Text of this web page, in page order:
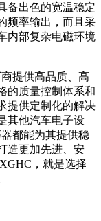
备出色的宽温稳定
频率输出，而且采
内部复杂电磁环境
提供高品质、高
的质量控制体系和
提供定制化的解决
其他汽车电子设
都能为其提供稳
造更加先进、安
，就是选择